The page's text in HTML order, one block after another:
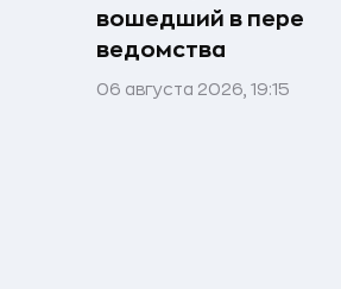
вошедший в
ведомства
06 августа 2026, 19:15